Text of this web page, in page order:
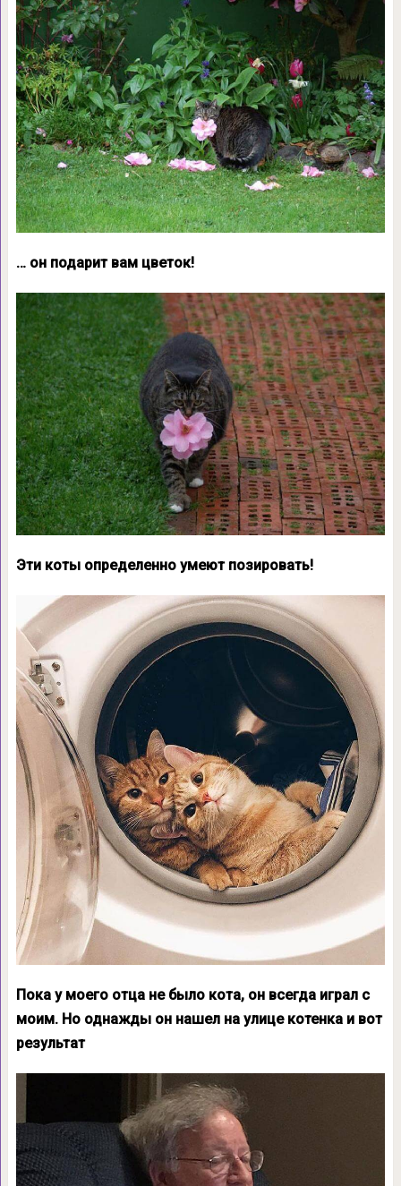
… он подарит вам цветок!
Эти коты определенно умеют позировать!
Пока у моего отца не было кота, он всегда играл с
моим. Но однажды он нашел на улице котенка и вот
результат